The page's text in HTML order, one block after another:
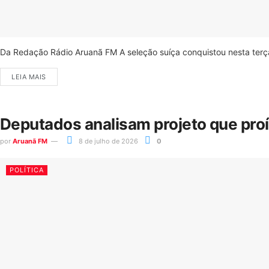
Da Redação Rádio Aruanã FM A seleção suíça conquistou nesta
LEIA MAIS
Deputados analisam projeto que
por Aruanã FM 8 de julho de 2026 0
POLÍTICA